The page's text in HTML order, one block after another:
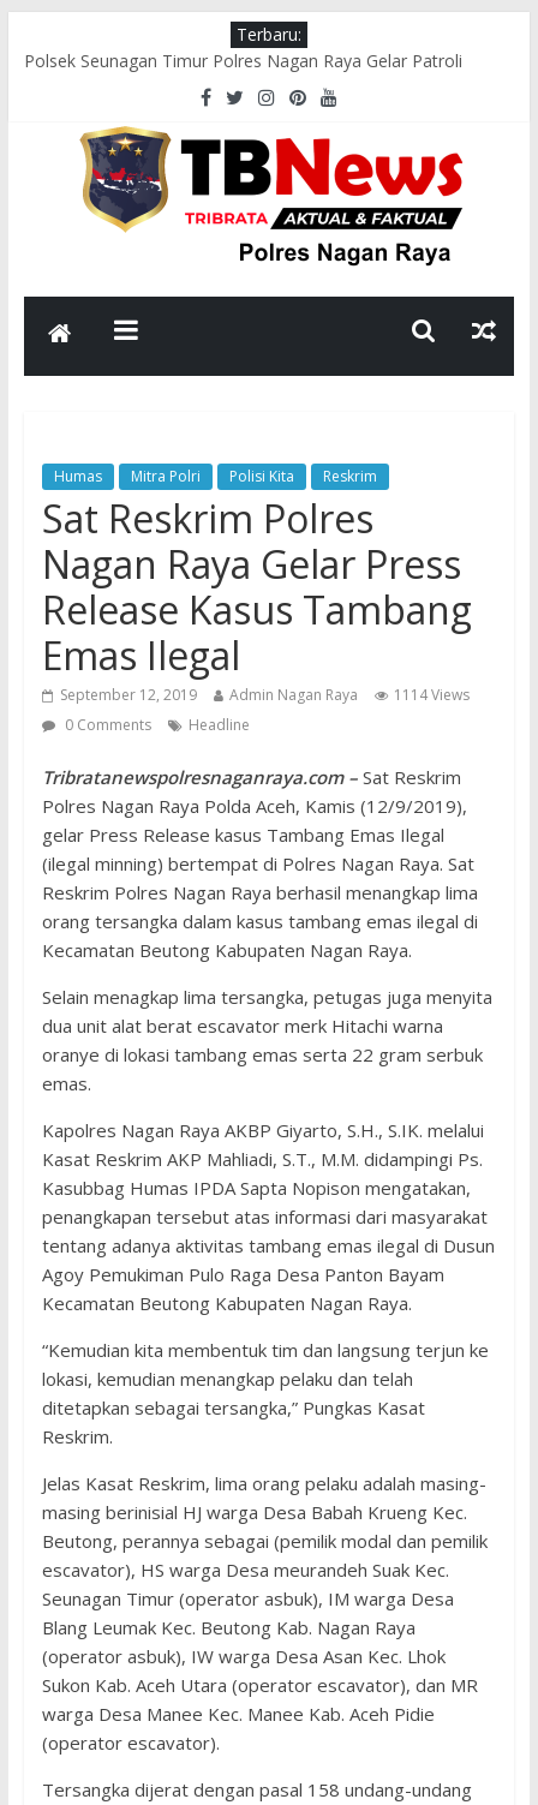
Terbaru:
Polsek Seunagan Timur Polres Nagan Raya Gelar Patroli
Dialogis, Perkuat Sinergi dengan Masyarakat Jaga Kamtibmas
Wakapolres Nagan Raya Hadiri Pelepasan Kontingen Pramuka
Menuju Cibubur di Pendopo Bupati
Polsek Kuala Pesisir Imbau Nelayan Utamakan Keselamatan di
Tengah Cuaca Ekstrem
Polres Nagan Raya Gelar Olahraga Bersama dan Beladiri Polri
untuk Tingkatkan Kebugaran Personel
Wakapolres Nagan Raya Himbau Seluruh Personel Tingkatkan
Disiplin dan Profesionalisme
Humas Mitra Polri Polisi Kita Reskrim
Sat Reskrim Polres
Nagan Raya Gelar Press
Release Kasus Tambang
Emas Ilegal
September 12, 2019 Admin Nagan Raya
1114 Views
0 Comments
Headline
Tribratanewspolresnaganraya.com –Sat Reskrim
Polres Nagan Raya Polda Aceh, Kamis (12/9/2019),
gelar Press Release kasus Tambang Emas Ilegal
(ilegal minning) bertempat di Polres Nagan Raya. Sat
Reskrim Polres Nagan Raya berhasil menangkap lima
orang tersangka dalam kasus tambang emas ilegal di
Kecamatan Beutong Kabupaten Nagan Raya.
Selain menagkap lima tersangka, petugas juga menyita
dua unit alat berat escavator merk Hitachi warna
oranye di lokasi tambang emas serta 22 gram serbuk
emas.
Kapolres Nagan Raya AKBP Giyarto, S.H., S.IK. melalui
Kasat Reskrim AKP Mahliadi, S.T., M.M. didampingi Ps.
Kasubbag Humas IPDA Sapta Nopison mengatakan,
penangkapan tersebut atas informasi dari masyarakat
tentang adanya aktivitas tambang emas ilegal di Dusun
Agoy Pemukiman Pulo Raga Desa Panton Bayam
Kecamatan Beutong Kabupaten Nagan Raya.
“Kemudian kita membentuk tim dan langsung terjun ke
lokasi, kemudian menangkap pelaku dan telah
ditetapkan sebagai tersangka,” Pungkas Kasat
Reskrim.
Jelas Kasat Reskrim, lima orang pelaku adalah masing-
masing berinisial HJ warga Desa Babah Krueng Kec.
Beutong, perannya sebagai (pemilik modal dan pemilik
escavator), HS warga Desa meurandeh Suak Kec.
Seunagan Timur (operator asbuk), IM warga Desa
Blang Leumak Kec. Beutong Kab. Nagan Raya
(operator asbuk), IW warga Desa Asan Kec. Lhok
Sukon Kab. Aceh Utara (operator escavator), dan MR
warga Desa Manee Kec. Manee Kab. Aceh Pidie
(operator escavator).
Tersangka dijerat dengan pasal 158 undang-undang